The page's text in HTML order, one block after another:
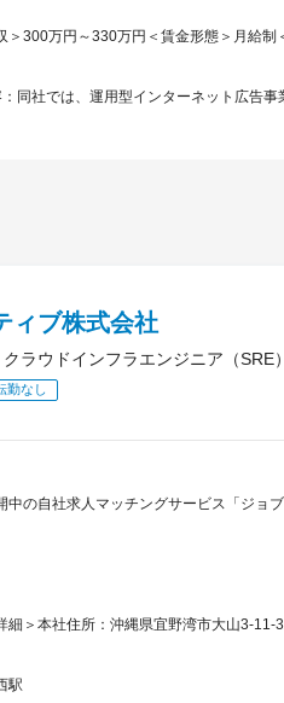
＞300万円～330万円＜賃金形態＞月給
同社では、運用型インターネット広告
ィブ株式会社
クラウドインフラエンジニア（
勤なし
中の自社求人マッチングサービス「ジョ
細＞本社住所：沖縄県宜野湾市大山3-
駅